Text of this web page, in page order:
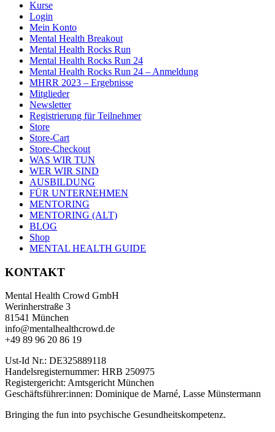
Kurse
Login
Mein Konto
Mental Health Breakout
Mental Health Rocks Run
Mental Health Rocks Run 24
Mental Health Rocks Run 24 – Anmeldung
MHRR 2023 – Ergebnisse
Mitglieder
Newsletter
Registrierung für Teilnehmer
Store
Store-Cart
Store-Checkout
WAS WIR TUN
WER WIR SIND
AUSBILDUNG
FÜR UNTERNEHMEN
MENTORING
MENTORING (ALT)
BLOG
Shop
MENTAL HEALTH GUIDE
KONTAKT
Mental Health Crowd GmbH
Werinherstraße 3
81541 München
info@mentalhealthcrowd.de
+49 89 96 20 86 19
Ust-Id Nr.: DE325889118
Handelsregisternummer: HRB 250975
Registergericht: Amtsgericht München
Geschäftsführer:innen: Dominique de Marné, Lasse Münstermann
Bringing the fun into psychische Gesundheitskompetenz.